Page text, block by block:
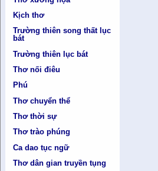
Kịch thơ
Trường thiên song thất lục
bát
Trường thiên lục bát
Thơ nối điêu
Phú
Thơ chuyển thể
Thơ thời sự
Thơ trào phúng
Ca dao tục ngữ
Thơ dân gian truyền tụng